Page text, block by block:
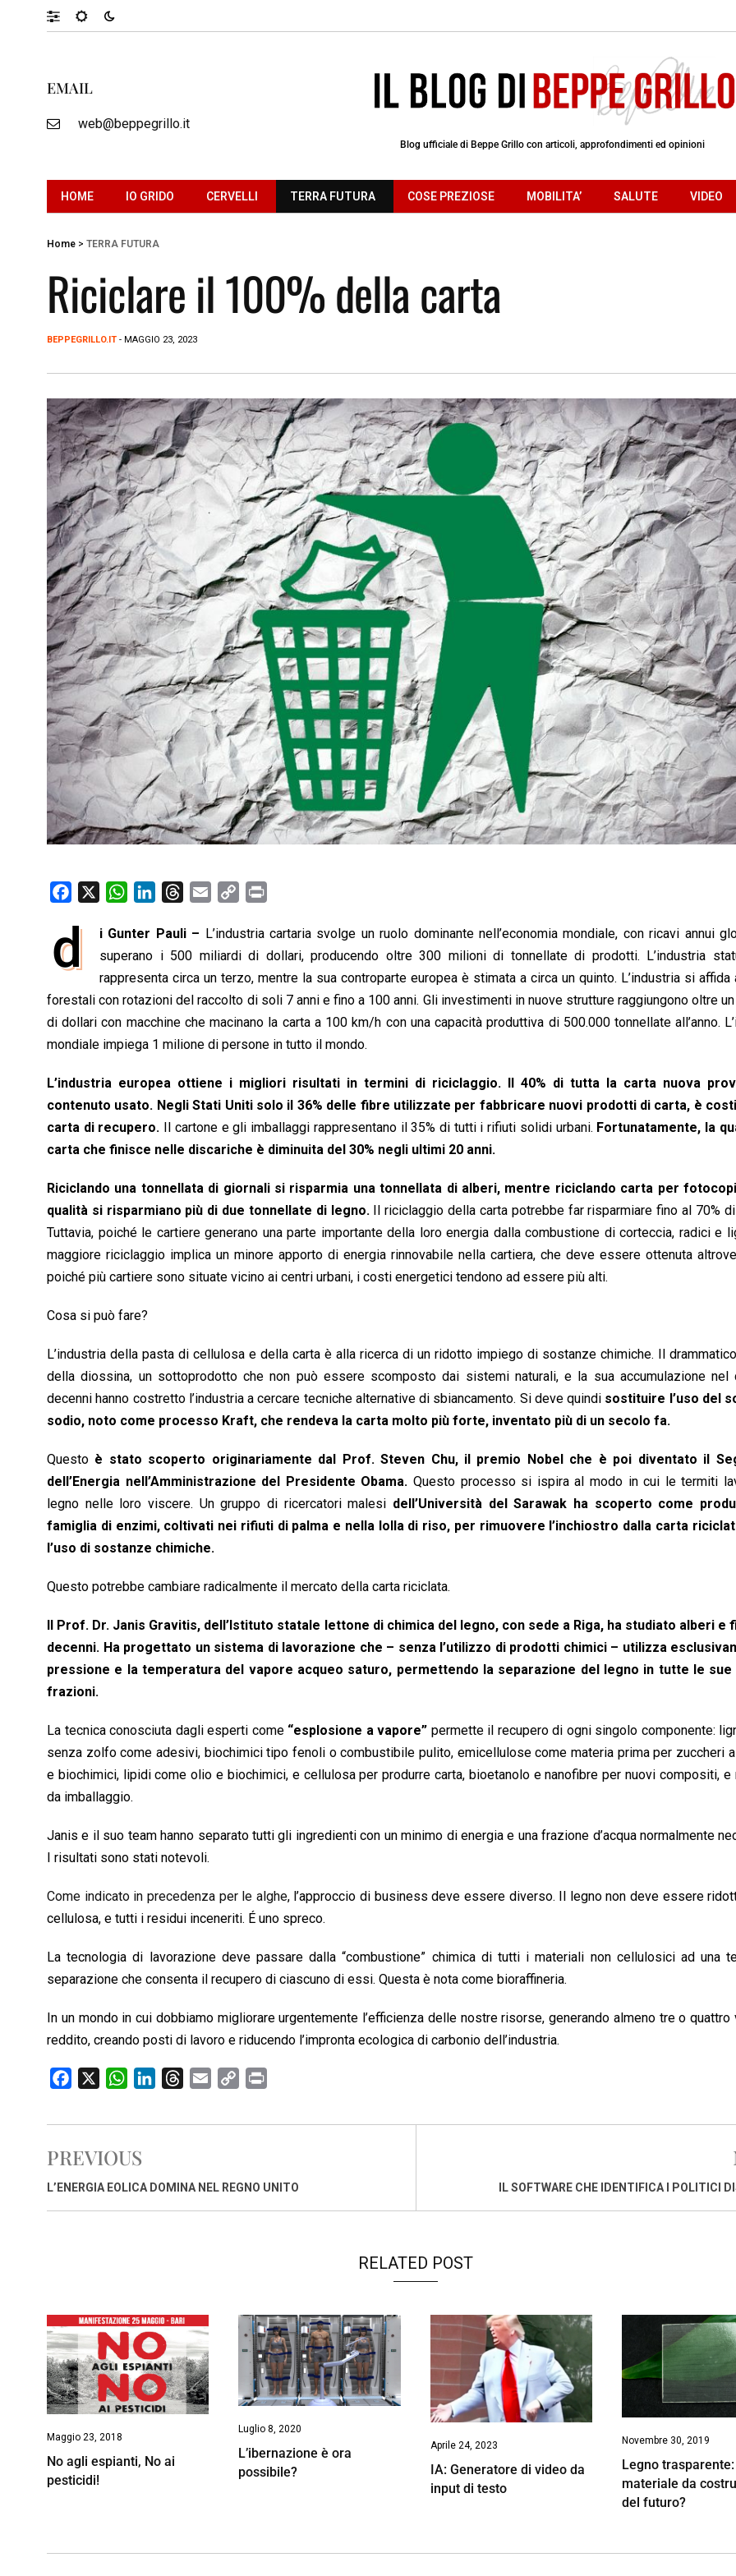
EMAIL
web@beppegrillo.it
Blog ufficiale di Beppe Grillo con articoli, approfondimenti ed opinioni
HOME IO GRIDO CERVELLI TERRA FUTURA COSE PREZIOSE MOBILITA’ SALUTE VIDEO
Home > TERRA FUTURA
Riciclare il 100% della carta
BEPPEGRILLO.IT - MAGGIO 23, 2023
e
o
o
k
W
a
t
s
A
p
p
n
k
e
d
I
n
r
e
a
d
s
a
i
l
p
y
L
i
n
k
i
n
t
d i Gunter Pauli – L’industria cartaria svolge un ruolo dominante nell’economia mondiale, con ricavi annui
superano i 500 miliardi di dollari, producendo oltre 300 milioni di tonnellate di prodotti. L’industria
rappresenta circa un terzo, mentre la sua controparte europea è stimata a circa un quinto. L’industria si affida
forestali con rotazioni del raccolto di soli 7 anni e fino a 100 anni. Gli investimenti in nuove strutture raggiungono oltre
di dollari con macchine che macinano la carta a 100 km/h con una capacità produttiva di 500.000 tonnellate all’anno.
mondiale impiega 1 milione di persone in tutto il mondo.
L’industria europea ottiene i migliori risultati in termini di riciclaggio. Il 40% di tutta la carta nuova
contenuto usato. Negli Stati Uniti solo il 36% delle fibre utilizzate per fabbricare nuovi prodotti di carta, è
carta di recupero. Il cartone e gli imballaggi rappresentano il 35% di tutti i rifiuti solidi urbani. Fortunatamente, la
carta che finisce nelle discariche è diminuita del 30% negli ultimi 20 anni.
Riciclando una tonnellata di giornali si risparmia una tonnellata di alberi, mentre riciclando carta per
qualità si risparmiano più di due tonnellate di legno. Il riciclaggio della carta potrebbe far risparmiare fino al 70%
Tuttavia, poiché le cartiere generano una parte importante della loro energia dalla combustione di corteccia, radici e
maggiore riciclaggio implica un minore apporto di energia rinnovabile nella cartiera, che deve essere ottenuta
poiché più cartiere sono situate vicino ai centri urbani, i costi energetici tendono ad essere più alti.
Cosa si può fare?
L’industria della pasta di cellulosa e della carta è alla ricerca di un ridotto impiego di sostanze chimiche. Il
della diossina, un sottoprodotto che non può essere scomposto dai sistemi naturali, e la sua accumulazione nel
decenni hanno costretto l’industria a cercare tecniche alternative di sbiancamento. Si deve quindi sostituire l’uso del
sodio, noto come processo Kraft, che rendeva la carta molto più forte, inventato più di un secolo fa.
Questo è stato scoperto originariamente dal Prof. Steven Chu, il premio Nobel che è poi diventato il
dell’Energia nell’Amministrazione del Presidente Obama. Questo processo si ispira al modo in cui le termiti
legno nelle loro viscere. Un gruppo di ricercatori malesi dell’Università del Sarawak ha scoperto come
famiglia di enzimi, coltivati nei rifiuti di palma e nella lolla di riso, per rimuovere l’inchiostro dalla carta
l’uso di sostanze chimiche.
Questo potrebbe cambiare radicalmente il mercato della carta riciclata.
Il Prof. Dr. Janis Gravitis, dell’Istituto statale lettone di chimica del legno, con sede a Riga, ha studiato alberi e
decenni. Ha progettato un sistema di lavorazione che – senza l’utilizzo di prodotti chimici – utilizza
pressione e la temperatura del vapore acqueo saturo, permettendo la separazione del legno in tutte le
frazioni.
La tecnica conosciuta dagli esperti come “esplosione a vapore” permette il recupero di ogni singolo componente:
senza zolfo come adesivi, biochimici tipo fenoli o combustibile pulito, emicellulose come materia prima per zuccheri
e biochimici, lipidi come olio e biochimici, e cellulosa per produrre carta, bioetanolo e nanofibre per nuovi compositi, e
da imballaggio.
Janis e il suo team hanno separato tutti gli ingredienti con un minimo di energia e una frazione d’acqua normalmente
I risultati sono stati notevoli.
Come indicato in precedenza per le alghe, l’approccio di business deve essere diverso. Il legno non deve essere
cellulosa, e tutti i residui inceneriti. É uno spreco.
La tecnologia di lavorazione deve passare dalla “combustione” chimica di tutti i materiali non cellulosici ad una
separazione che consenta il recupero di ciascuno di essi. Questa è nota come bioraffineria.
In un mondo in cui dobbiamo migliorare urgentemente l’efficienza delle nostre risorse, generando almeno tre o quattro
reddito, creando posti di lavoro e riducendo l’impronta ecologica di carbonio dell’industria.
b
o
W
s
A
d
d
i
PREVIOUS
L’ENERGIA EOLICA DOMINA NEL REGNO UNITO IL SOFTWARE CHE IDENTIFICA I POLITICI
RELATED POST
Maggio 23, 2018
No agli espianti, No ai
pesticidi!
Luglio 8, 2020
L’ibernazione è ora
possibile?
Aprile 24, 2023
IA: Generatore di video da
input di testo
Novembre 30, 2019
Legno
materiale da
del futuro?